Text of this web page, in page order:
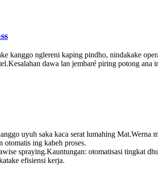
kanggo nglereni kaping pindho, nindakake
dawa lan jembaré piring potong ana
uyuh saka kaca serat lumahing Mat.Werna
otomatis ing kabeh proses.
spraying.Kauntungan: otomatisasi tingkat
efisiensi kerja.